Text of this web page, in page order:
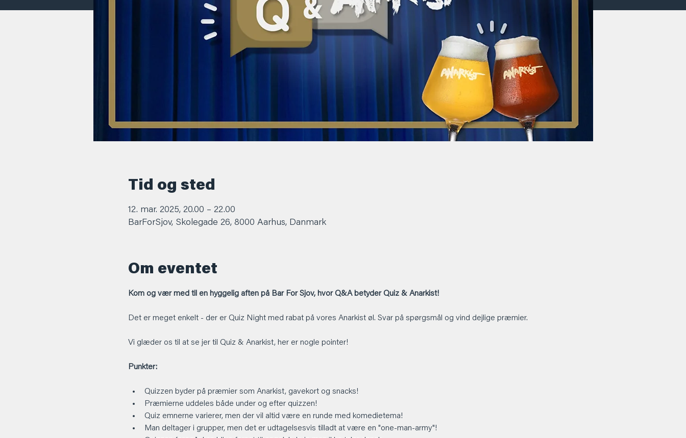
Tid og sted
12. mar. 2025, 20.00 – 22.00
BarForSjov, Skolegade 26, 8000 Aarhus, Danmark
Om eventet
Kom og vær med til en hyggelig aften på Bar For Sjov, hvor Q&A betyder Quiz & Anarkist!
Det er meget enkelt - der er Quiz Night med rabat på vores Anarkist øl. Svar på spørgsmål og vind dejlige præmier.
Vi glæder os til at se jer til Quiz & Anarkist, her er nogle pointer!
Punkter:
Quizzen byder på præmier som Anarkist, gavekort og snacks!
Præmierne uddeles både under og efter quizzen!
Quiz emnerne varierer, men der vil altid være en runde med komedietema!
Man deltager i grupper, men det er udtagelsesvis tilladt at være en "one-man-army"!